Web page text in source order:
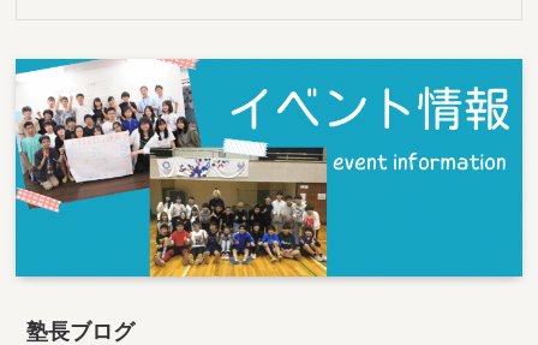
塾長ブログ